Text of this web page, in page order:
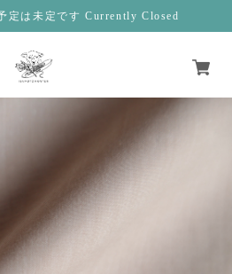
定は未定です Currently Closed